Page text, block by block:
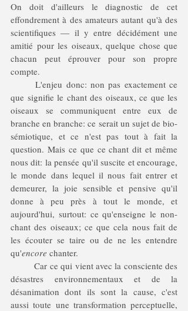
On doit d'ailleurs le diagnostic de cet
effondrement à des amateurs autant qu'à des
scientifiques — il y entre décidément une
amitié pour les oiseaux, quelque chose que
chacun peut éprouver pour son propre
compte.
	L'enjeu donc: non pas exactement ce
que signifie le chant des oiseaux, ce que les
oiseaux se communiquent entre eux de
branche en branche: ce serait un sujet de bio-
sémiotique, et ce n'est pas tout à fait la
question. Mais ce que ce chant dit et même
nous dit: la pensée qu'il suscite et encourage,
le monde dans lequel il nous fait entrer et
demeurer, la joie sensible et pensive qu'il
donne à peu près à tout le monde, et
aujourd'hui, surtout: ce qu'enseigne le non-
chant des oiseaux; ce que cela nous fait de
les écouter se taire ou de ne les entendre
qu'encore chanter.
	Car ce qui vient avec la consciente des
désastres environnementaux et de la
désanimation dont ils sont la cause, c'est
aussi toute une transformation perceptuelle,